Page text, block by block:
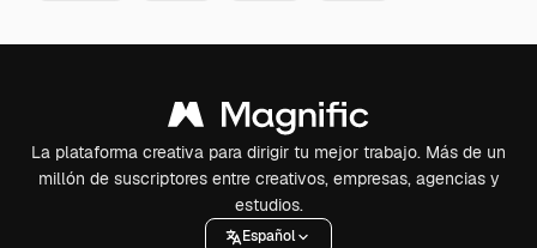
La plataforma creativa para dirigir tu mejor trabajo. Más de un
millón de suscriptores entre creativos, empresas, agencias y
estudios.
Español